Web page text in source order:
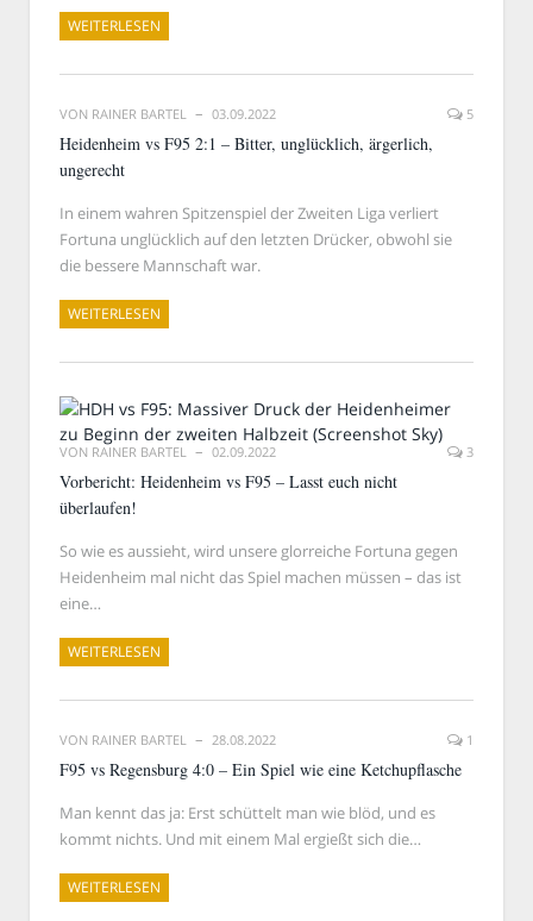
WEITERLESEN
VON RAINER BARTEL 03.09.2022 5
Heidenheim vs F95 2:1 – Bitter, unglücklich, ärgerlich,
ungerecht
In einem wahren Spitzenspiel der Zweiten Liga verliert
Fortuna unglücklich auf den letzten Drücker, obwohl sie
die bessere Mannschaft war.
WEITERLESEN
VON RAINER BARTEL 02.09.2022 3
Vorbericht: Heidenheim vs F95 – Lasst euch nicht
überlaufen!
So wie es aussieht, wird unsere glorreiche Fortuna gegen
Heidenheim mal nicht das Spiel machen müssen – das ist
eine…
WEITERLESEN
VON RAINER BARTEL 28.08.2022 1
F95 vs Regensburg 4:0 – Ein Spiel wie eine Ketchupflasche
Man kennt das ja: Erst schüttelt man wie blöd, und es
kommt nichts. Und mit einem Mal ergießt sich die…
WEITERLESEN